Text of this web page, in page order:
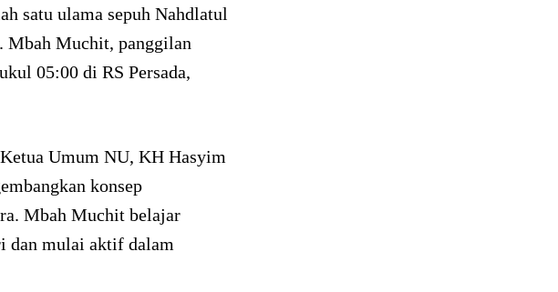
satu ulama sepuh Nahdlatul
Mbah Muchit, panggilan
05:00 di RS Persada,
Umum NU, KH Hasyim
konsep
Mbah Muchit belajar
dan mulai aktif dalam